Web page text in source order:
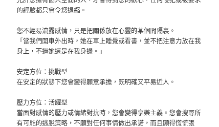
的經驗都只會令您退縮。
您不輕易流露感情，只是把關係放在心靈的某個間隔裏。
「當我們開車外出時，她在車上睡覺或看書，並不把注意力放在我
身上，不過她還是在我身邊。」
安定方位：挑戰型
在安定的狀態下您會變得願意承擔，既明確又平易近人。
壓力方位：活躍型
當面對感情的壓力或情緒對抗時，您會變得享樂主義。您會搜尋所
有可能的逃脫策略，不願對任何事情做出承諾，而且顯得慌慌張